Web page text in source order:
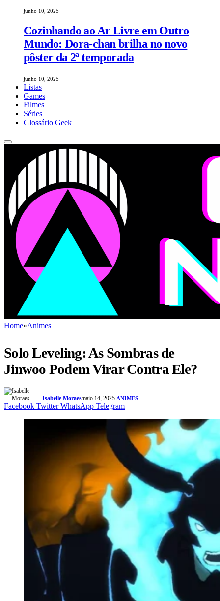
junho 10, 2025
Cozinhando ao Ar Livre em Outro
Mundo: Dora-chan brilha no novo
pôster da 2ª temporada
junho 10, 2025
Listas
Games
Filmes
Séries
Glossário Geek
Home»Animes
Solo Leveling: As Sombras de
Jinwoo Podem Virar Contra Ele?
Isabelle Moraesmaio 14, 2025 ANIMES
Facebook Twitter WhatsApp Telegram